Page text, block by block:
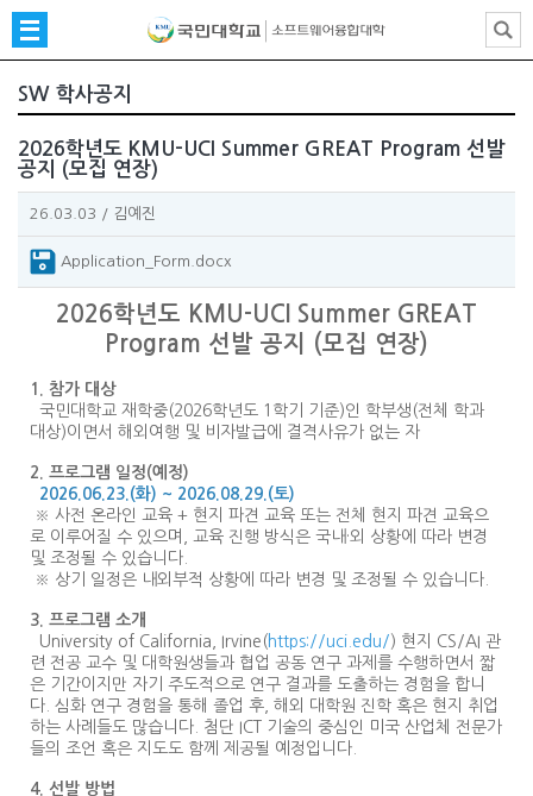
SW 학사공지
2026학년도 KMU-UCI Summer GREAT Program 선발
공지 (모집 연장)
26.03.03 / 김예진
Application_Form.docx
2026학년도 KMU-UCI Summer GREAT
Program 선발 공지 (모집 연장)
1. 참가 대상
국민대학교 재학중(2026학년도 1학기 기준)인 학부생(전체 학과
대상)이면서 해외여행 및 비자발급에 결격사유가 없는 자
2. 프로그램 일정(예정)
2026.06.23.(화) ~ 2026.08.29.(토)
※ 사전 온라인 교육 + 현지 파견 교육 또는 전체 현지 파견 교육으
로 이루어질 수 있으며, 교육 진행 방식은 국내·외 상황에 따라 변경
및 조정될 수 있습니다.
※ 상기 일정은 내외부적 상황에 따라 변경 및 조정될 수 있습니다.
3. 프로그램 소개
University of California, Irvine(https://uci.edu/) 현지 CS/AI 관
련 전공 교수 및 대학원생들과 협업 공동 연구 과제를 수행하면서 짧
은 기간이지만 자기 주도적으로 연구 결과를 도출하는 경험을 합니
다. 심화 연구 경험을 통해 졸업 후, 해외 대학원 진학 혹은 현지 취업
하는 사례들도 많습니다. 첨단 ICT 기술의 중심인 미국 산업체 전문가
들의 조언 혹은 지도도 함께 제공될 예정입니다.
4. 선발 방법